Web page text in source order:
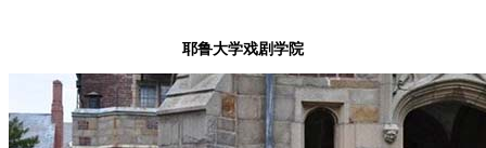
耶鲁大学戏剧学院